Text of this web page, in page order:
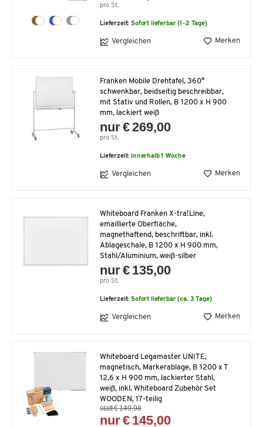
pro St.
Lieferzeit:Sofort lieferbar (1-2 Tage)
Vergleichen Merken
Franken Mobile Drehtafel, 360°
schwenkbar, beidseitig beschreibbar,
mit Stativ und Rollen, B 1200 x H 900
mm, lackiert weiß
nur € 269,00
pro St.
Lieferzeit:innerhalb 1 Woche
Vergleichen Merken
Whiteboard Franken X-tra!Line,
emaillierte Oberfläche,
magnethaftend, beschriftbar, inkl.
Ablageschale, B 1200 x H 900 mm,
Stahl/Aluminium, weiß-silber
nur € 135,00
pro St.
Lieferzeit:Sofort lieferbar (ca. 3 Tage)
Vergleichen Merken
Whiteboard Legamaster UNITE,
magnetisch, Markerablage, B 1200 x T
12,6 x H 900 mm, lackierter Stahl,
weiß, inkl. Whiteboard Zubehör Set
WOODEN, 17-teilig
statt € 149,98
nur € 145,00